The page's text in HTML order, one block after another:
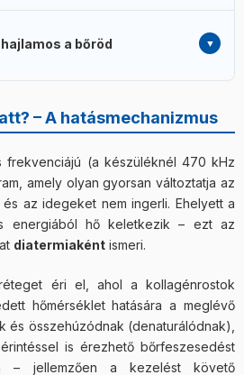
a kezelt felület megjelenését.
ráncprogram kíméletesebb
azok is kipróbálhatják, akiknek a
a kezelésekre.
a bőröd
a bőr olajosabb területeinek
kezelésként, nem pedig az aktív
– A hatásmechanizmus
frekvenciájú (a készüléknél 470 kHz
amely olyan gyorsan változtatja az
az idegeket nem ingerli. Ehelyett a
energiából hő keletkezik – ezt az
diatermiaként ismeri.
éri el, ahol a kollagénrostok
hőmérséklet hatására a meglévő
és összehúzódnak (denaturálódnak),
is érezhető bőrfeszesedést
– jellemzően a kezelést követő